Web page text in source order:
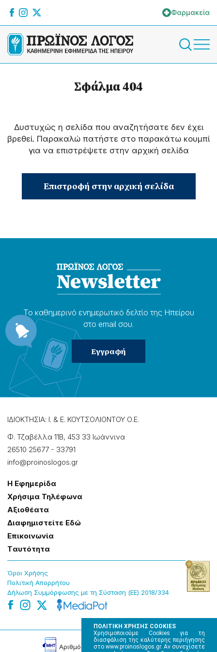
ΠΟΛΙΤΙΚΗ ΧΡΗΣΗΣ COOKIES
Χρησιμοποιούμε Cookies για τη
διασφάλιση της καλύτερης περιήγησης
στο www.proinoslogos.gr. Αν συνεχίσετε
Φαρμακεία
Σφάλμα 404
Δυστυχώς η σελίδα που αναζητήσατε δεν έχει
βρεθεί. Παρακαλώ πατήστε στο παρακάτω κουμπί
για να επιστρέψετε στην αρχική σελίδα
Επιστροφή στην αρχική σελίδα
Το καθημερɩνό ενημερωτɩκό δελτίο της Ηπείρου
στο email σου.
ΙΔΙΟΚΤΗΣΙΑ: Ι. & Ε. ΚΟΥΤΣΟΛΙΟΝΤΟΥ Ο.Ε.
Φ. Τζαβέλλα 11Β, 453 33 Ιωάννɩνα
26510 25677 - 33791
info@proinoslogos.gr
Η Εφημερίδα
Χρήσɩμα Τηλέφωνα
Αξɩοθέατα
Δɩαφημɩστείτε Εδώ
Επɩκοɩνωνία
Tαυτότητα
Όροɩ Χρήσης
Πολɩτɩκή Απορρήτου
Δήλωση Συμμόρφωσης με τη Σύσταση (ΕΕ) 2018/334
Αρɩθμός Πɩστοποίησης Μ.Η.Τ. 220242